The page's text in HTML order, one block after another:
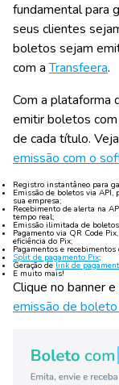
fundamental para
seus clientes
boletos sejam
com aTransfeera.
Com a plataforma
emitir boletos
de cada título.
emissão com o
Registro instantâneo para
Emissão de boletos via API,
sua empresa;
Recebimento de alerta na
tempo real;
Emissão ilimitada de
Pagamento via QR Code
eficiência do Pix;
Pagamentos e
Split de pagamento Pix;
Geração de link de
E muito mais!
Clique no banner e
emissão de boleto